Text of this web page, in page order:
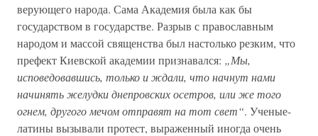
верующего народа. Сама Академия была как бы
государством в государстве. Разрыв с православным
народом и массой священства был настолько резким, что
префект Киевской академии признавался: „Мы,
исповедовавшись, только и ждали, что начнут нами
начинять желудки днепровских осетров, или же того
огнем, другого мечом отправят на тот свет“. Ученые-
латины вызывали протест, выраженный иногда очень